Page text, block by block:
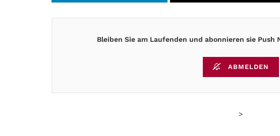
Bleiben Sie am Laufenden und abonnieren sie
ABMELDEN
>